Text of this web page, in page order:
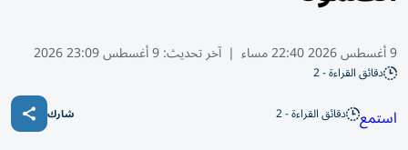
9 أغسطس 2026 22:40 مساء | آخر تحديث:9 أغسطس 23:09 2026
دقائق القراءة - 2
استمع دقائق القراءة - 2 شارك